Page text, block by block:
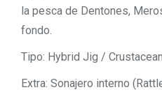
la pesca de Dentones,
fondo.
Tipo: Hybrid Jig /
Extra: Sonajero interno